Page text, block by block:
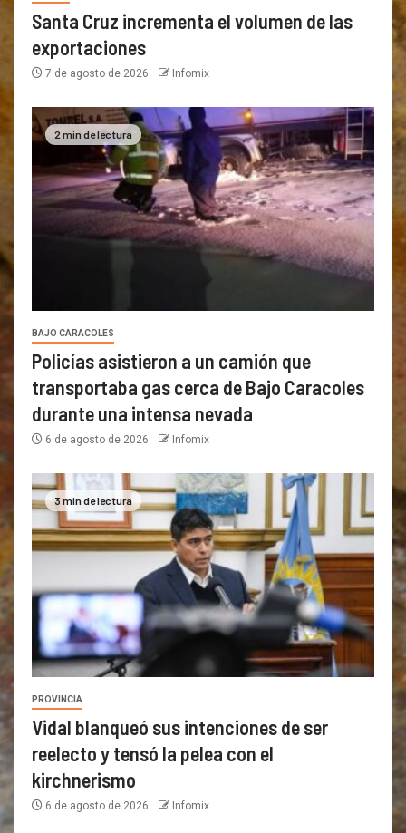
Santa Cruz incrementa el volumen de las
exportaciones
7 de agosto de 2026 Infomix
2 min de lectura
BAJO CARACOLES
Policías asistieron a un camión que
transportaba gas cerca de Bajo Caracoles
durante una intensa nevada
6 de agosto de 2026 Infomix
3 min de lectura
PROVINCIA
Vidal blanqueó sus intenciones de ser
reelecto y tensó la pelea con el
kirchnerismo
6 de agosto de 2026 Infomix